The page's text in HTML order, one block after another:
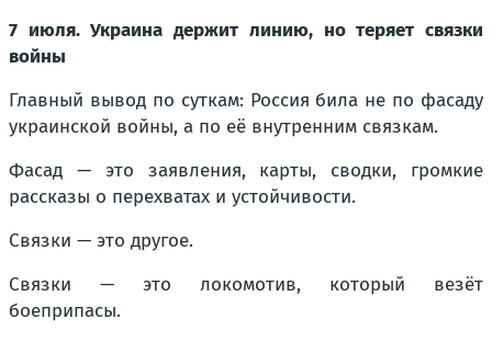
7 июля. Украина держит линию, но теряет связки
войны
Главный вывод по суткам: Россия била не по фасаду
украинской войны, а по её внутренним связкам.
Фасад — это заявления, карты, сводки, громкие
рассказы о перехватах и устойчивости.
Связки — это другое.
Связки — это локомотив, который везёт
боеприпасы.